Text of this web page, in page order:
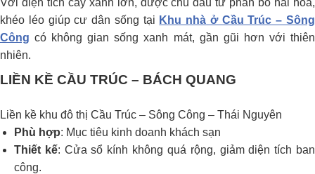
Với diện tích cây xanh lớn, được chủ đầu tư phân bố hài hoà,
khéo léo giúp cư dân sống tại Khu nhà ở Cầu Trúc – Sông
Công có không gian sống xanh mát, gần gũi hơn với thiên
nhiên.
LIỀN KỀ CẦU TRÚC – BÁCH QUANG
Liền kề khu đô thị Cầu Trúc – Sông Công – Thái Nguyên
Phù hợp: Mục tiêu kinh doanh khách sạn
Thiết kế: Cửa sổ kính không quá rộng, giảm diện tích ban
công.